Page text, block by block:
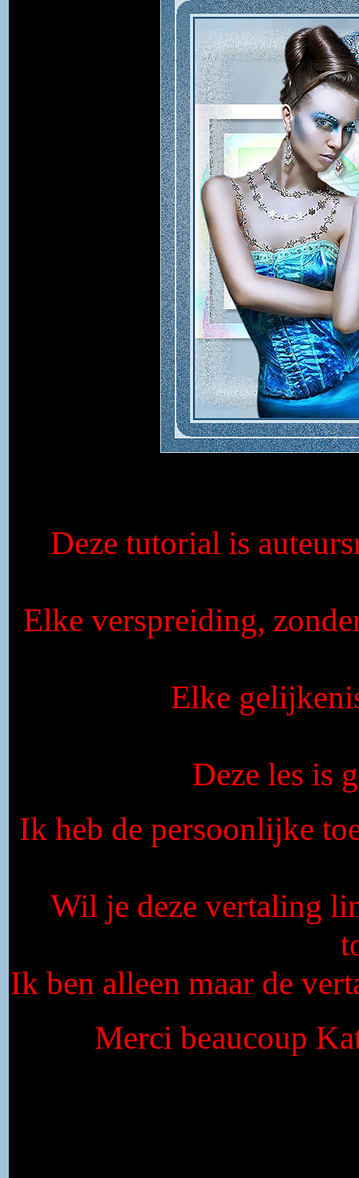
Deze tutorial is
Elke verspreiding,
Elke
Deze les is
Ik heb de persoonlijke
Wil je deze vertaling
Ik ben alleen maar de
Merci beaucoup